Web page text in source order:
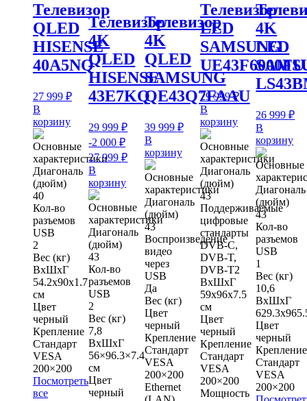
Телевизор
QLED
HISENSE
40A5NQ
27 999 ₽
В
корзину
Основные
характеристики
Диагональ
(дюйм)
40
Кол-во
разъемов
USB
2
Вес (кг)
ВхШхГ
54.2x90x1.7
см
Цвет
черный
Крепление
Стандарт
VESA
200×200
Посмотреть
все
Телевизор
4K
QLED
HISENSE
43E7KQ
29 999₽
-2 000₽
27 999₽
В
корзину
Основные
характеристики
Диагональ
(дюйм)
43
Кол-во
разъемов
USB
2
Вес (кг)
7,8
ВхШхГ
56×96.3×7.4
см
Цвет
черный
Телевизор
4K
QLED
SAMSUNG
QE43Q7FAAU
39 999 ₽
В
корзину
Основные
характеристики
Диагональ
(дюйм)
43
Воспроизведение
видео
через
USB
Да
Вес (кг)
Цвет
черный
Крепление
Стандарт
VESA
200×200
Ethernet
Телевизор
LED
SAMSUNG
UE43F6000FU
29 999₽
В
корзину
Основные
характеристики
Диагональ
(дюйм)
43
Поддерживаемые
цифровые
стандарты
DVB-C,
DVB-T,
DVB-T2
ВхШхГ
59х96х7.5
см
Цвет
черный
Крепление
Стандарт
VESA
200×200
Мощность
4K
LED
26 999₽
В
корзину
Основные
Диагональ
(дюйм)
43
Кол-во
разъемов
USB
1
Вес (кг)
10,6
ВхШхГ
Цвет
черный
Крепление
Стандарт
VESA
200×200